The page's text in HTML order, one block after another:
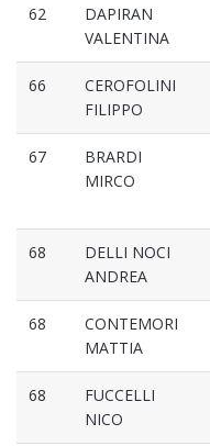
62
DAPIRAN
VALENTINA
66
CEROFOLINI
FILIPPO
67
BRARDI
MIRCO
68
DELLI NOCI
ANDREA
68
CONTEMORI
MATTIA
68
FUCCELLI
NICO